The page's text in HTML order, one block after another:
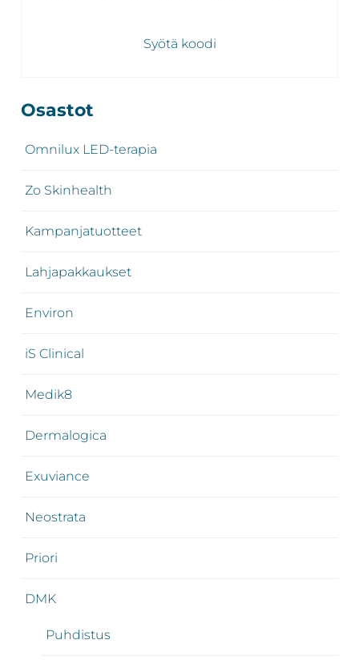
Syötä koodi
Ensisijainen
Osastot
Omnilux LED-terapia
Zo Skinhealth
Kampanjatuotteet
Lahjapakkaukset
Environ
iS Clinical
Medik8
Dermalogica
Exuviance
Neostrata
Priori
DMK
Puhdistus